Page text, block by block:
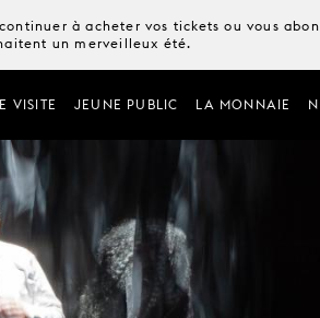
à acheter vos tickets ou vous
un merveilleux été.
VISITE JEUNE PUBLIC LA MONNAIE